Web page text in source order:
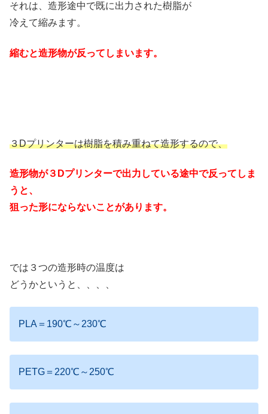
それは、造形途中で既に出力された樹脂が
冷えて縮みます。
縮むと造形物が反ってしまいます。
３Dプリンターは樹脂を積み重ねて造形するので、
造形物が３Dプリンターで出力している途中で反ってしま
うと、
狙った形にならないことがあります。
では３つの造形時の温度は
どうかというと、、、、
PLA＝190℃～230℃
PETG＝220℃～250℃